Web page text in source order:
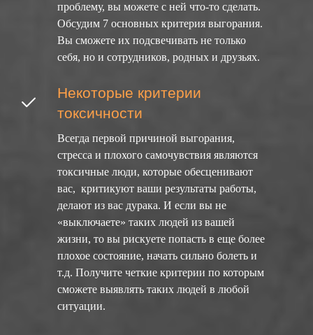
проблему, вы можете с ней что-то сделать.
Обсудим 7 основных критерия выгорания.
Вы сможете их подсвечивать не только
себя, но и сотрудников, родных и друзьях.
Некоторые критерии
токсичности
Всегда первой причиной выгорания,
стресса и плохого самочувствия являются
токсичные люди, которые обесценивают
вас, критикуют ваши результаты работы,
делают из вас дурака. И если вы не
«выключаете» таких людей из вашей
жизни, то вы рискуете попасть в еще более
плохое состояние, начать сильно болеть и
т.д. Получите четкие критерии по которым
сможете выявлять таких людей в любой
ситуации.